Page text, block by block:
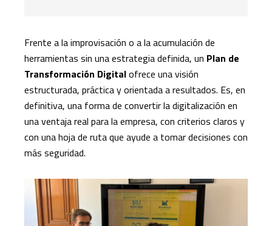
Frente a la improvisación o a la acumulación de
herramientas sin una estrategia definida, un Plan de
Transformación Digitalofrece una visión
estructurada, práctica y orientada a resultados. Es, en
definitiva, una forma de convertir la digitalización en
una ventaja real para la empresa, con criterios claros y
con una hoja de ruta que ayude a tomar decisiones con
más seguridad.